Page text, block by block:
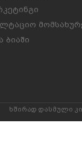
ბიაში
ხშირად დასმული